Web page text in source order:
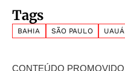
Tags
BAHIA SÃO PAULO UAUÁ